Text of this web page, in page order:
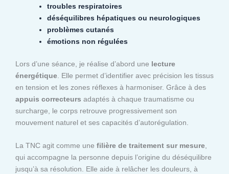
troubles respiratoires
déséquilibres hépatiques ou neurologiques
problèmes cutanés
émotions non régulées
Lors d’une séance, je réalise d’abord une lecture
énergétique . Elle permet d’identifier avec précision les tissus
en tension et les zones réflexes à harmoniser. Grâce à des
appuis correcteurs adaptés à chaque traumatisme ou
surcharge, le corps retrouve progressivement son
mouvement naturel et ses capacités d’autorégulation.
La TNC agit comme une filière de traitement sur mesure,
qui accompagne la personne depuis l’origine du déséquilibre
jusqu’à sa résolution. Elle aide à relâcher les douleurs, à